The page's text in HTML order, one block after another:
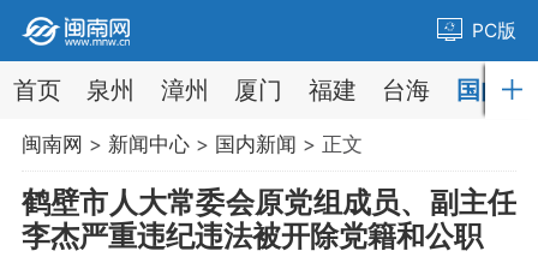
PC版
首页 泉州 漳州 厦门 福建 台海 国内
闽南网 > 新闻中心> 国内新闻 > 正文
鹤壁市人大常委会原党组成员、副主任
李杰严重违纪违法被开除党籍和公职